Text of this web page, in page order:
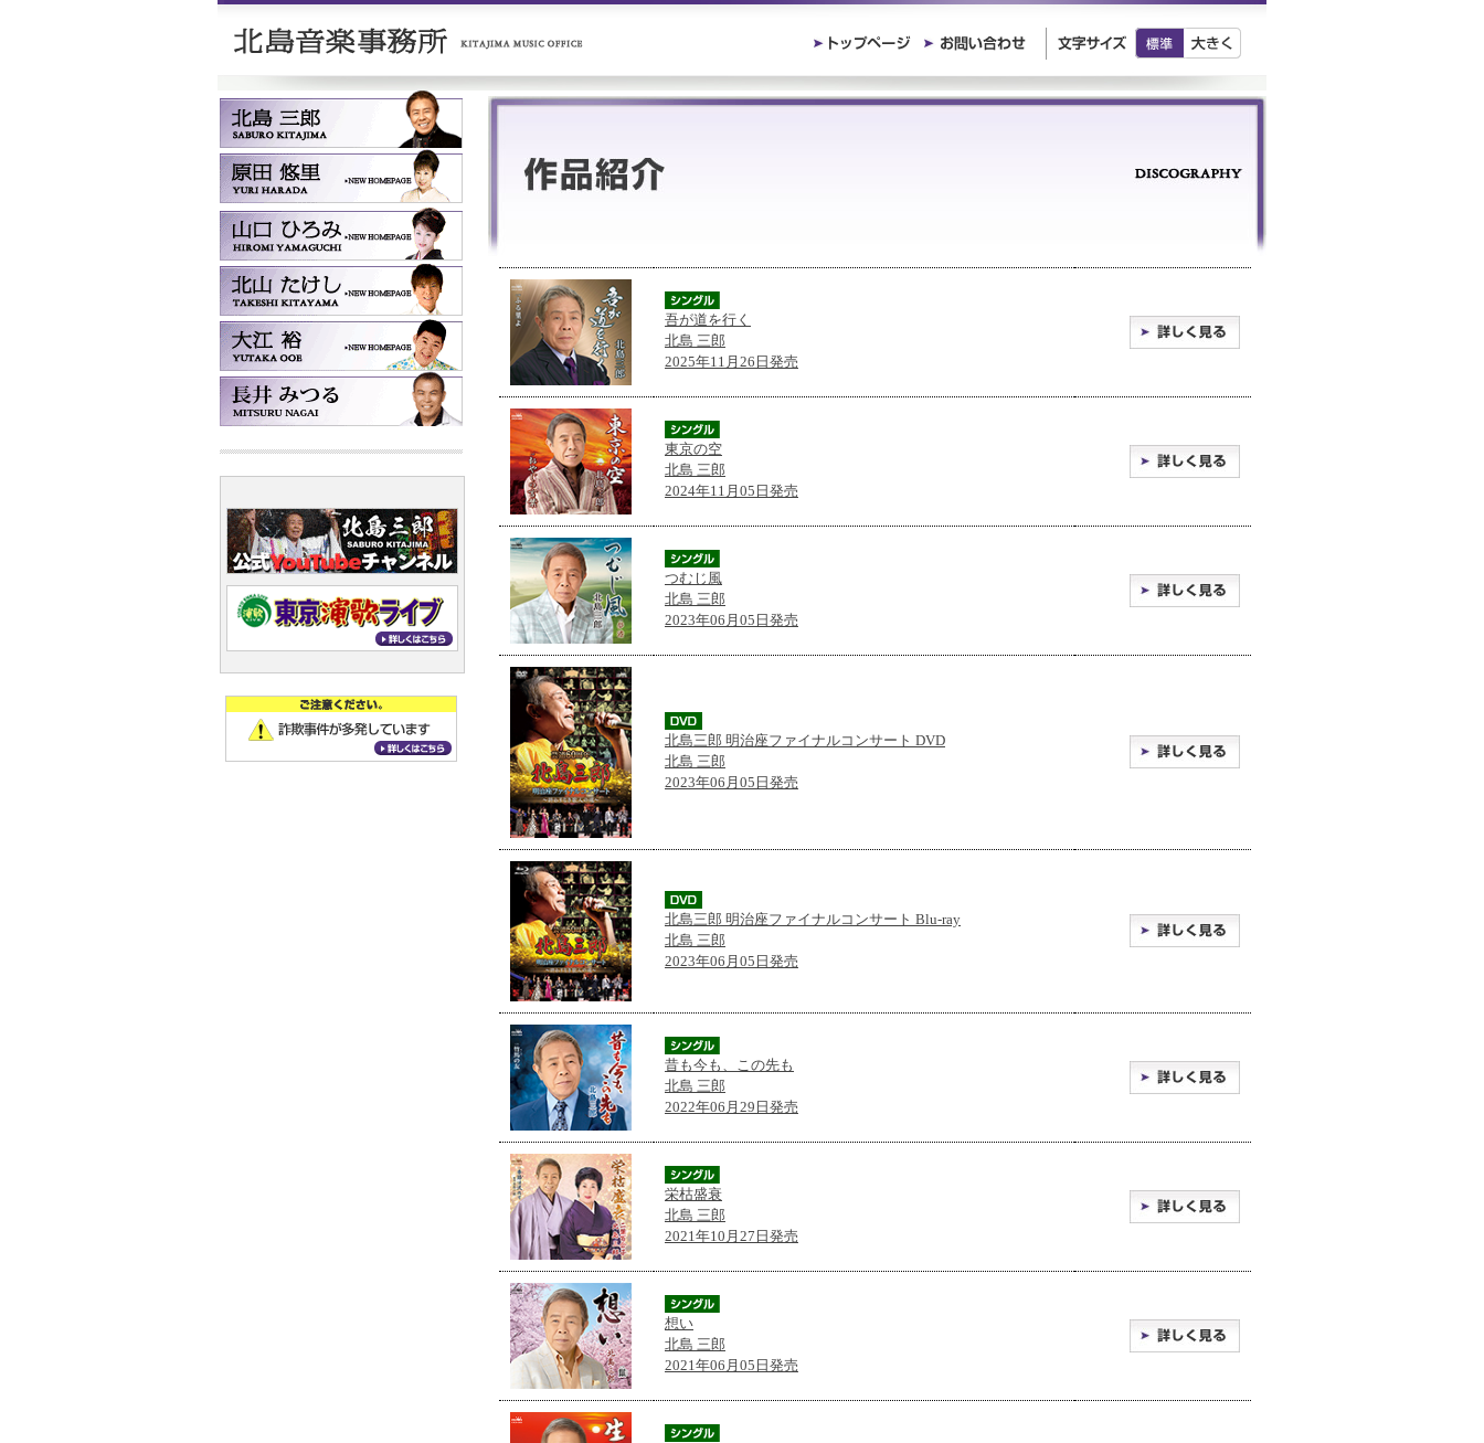
吾が道を行く
北島 三郎
2025年11月26日発売
東京の空
北島 三郎
2024年11月05日発売
つむじ風
北島 三郎
2023年06月05日発売
北島三郎 明治座ファイナルコンサート DVD
北島 三郎
2023年06月05日発売
北島三郎 明治座ファイナルコンサート Blu-ray
北島 三郎
2023年06月05日発売
昔も今も、この先も
北島 三郎
2022年06月29日発売
栄枯盛衰
北島 三郎
2021年10月27日発売
想い
北島 三郎
2021年06月05日発売